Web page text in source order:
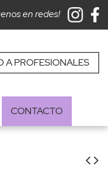
en redes!
A PROFESIONALES
CONTACTO